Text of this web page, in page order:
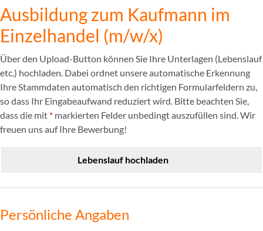
Ausbildung zum Kaufmann im
Einzelhandel (m/w/x)
Über den Upload-Button können Sie Ihre Unterlagen (Lebenslauf
etc.) hochladen. Dabei ordnet unsere automatische Erkennung
Ihre Stammdaten automatisch den richtigen Formularfeldern zu,
so dass Ihr Eingabeaufwand reduziert wird. Bitte beachten Sie,
dass die mit * markierten Felder unbedingt auszufüllen sind. Wir
freuen uns auf Ihre Bewerbung!
Lebenslauf hochladen
Persönliche Angaben